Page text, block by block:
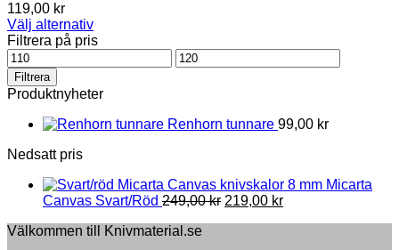
119,00 kr
Välj alternativ
This
product
has
multiple
variants.
The
options
may
chosen
product
Filtrera på pris
Pris
från
Pris
till
Filtrera
Produktnyheter
Renhorn tunnare 99,00 kr
Nedsatt pris
8 mm Micarta
Canvas Svart/Röd 249,00kr Original
219,00 krCurrent
Välkommen till Knivmaterial.se